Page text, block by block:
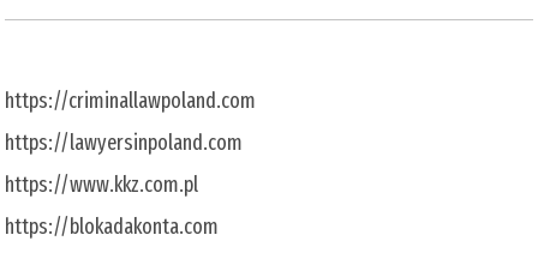
https://criminallawpoland.com
https://lawyersinpoland.com
https://www.kkz.com.pl
https://blokadakonta.com